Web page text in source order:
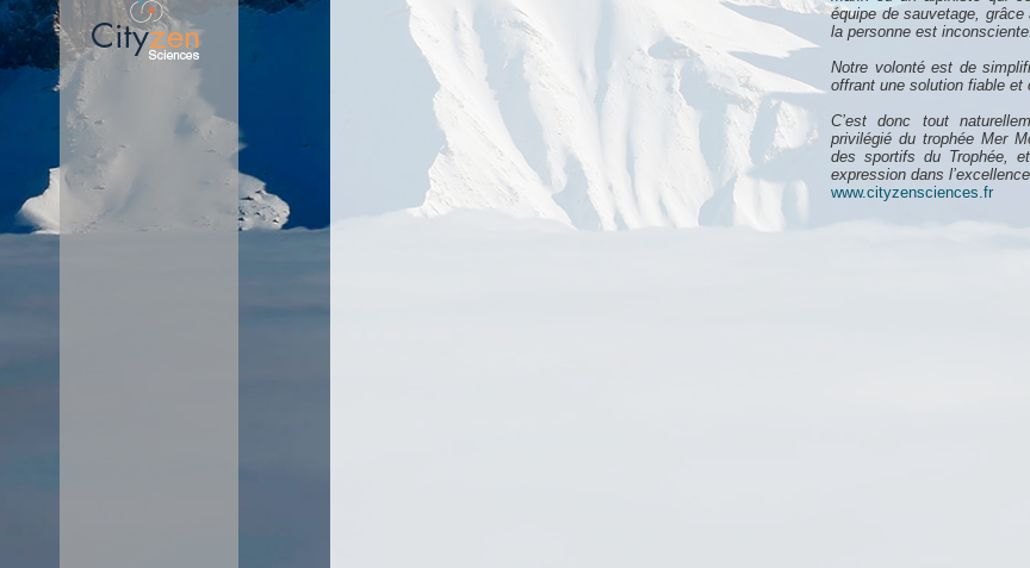
équipe de sauvetage,
la personne est inconsciente.
Notre volonté est de
offrant une solution fiable et
C’est donc tout
privilégié du trophée Mer
des sportifs du Trophée,
expression dans
www.cityzensciences.fr